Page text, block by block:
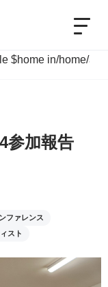
$home in/home/
参加報告
ファレンス
スト